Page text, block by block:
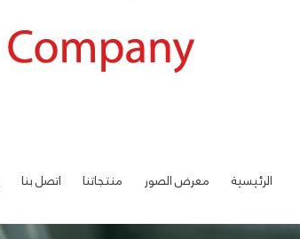
الرئيسية معرض الصور منتجاتنا اتصل بنا